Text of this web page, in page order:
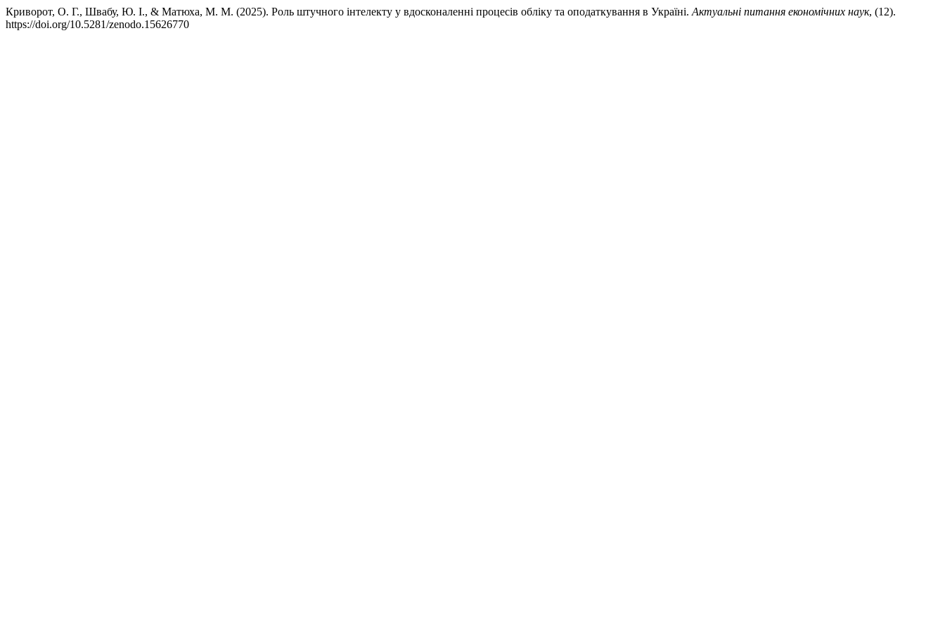
Криворот, О. Г., Швабу, Ю. І., & Матюха, М. М. (2025). Роль штучного інтелекту у вдосконаленні процесів обліку та оподаткування в Україні. Актуальні питання економічних наук, (12).
https://doi.org/10.5281/zenodo.15626770